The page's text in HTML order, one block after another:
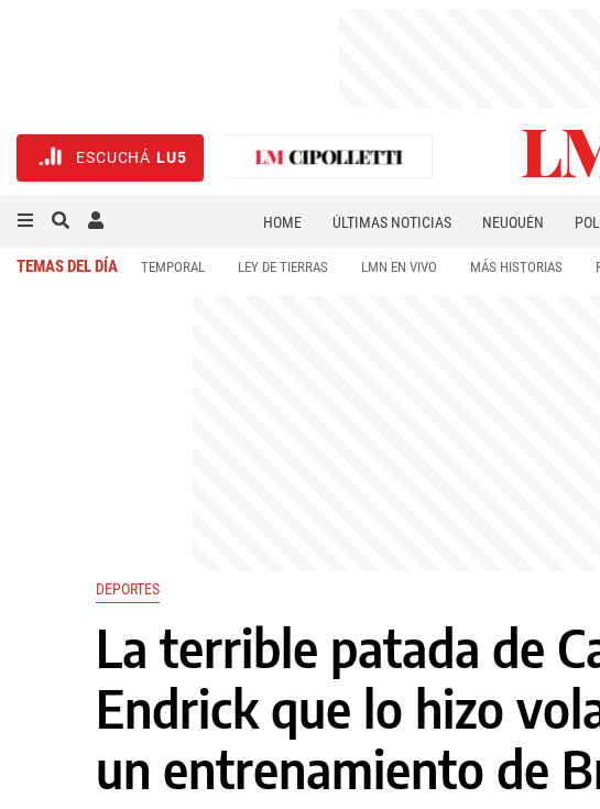
ESCUCHÁ LU5
HOME ÚLTIMAS NOTICIAS NEUQUÉN
TEMAS DEL DÍA TEMPORAL LEY DE TIERRAS LMN EN VIVO MÁS HISTORIAS
DEPORTES
La terrible patada de
Endrick que lo hizo
un entrenamiento de